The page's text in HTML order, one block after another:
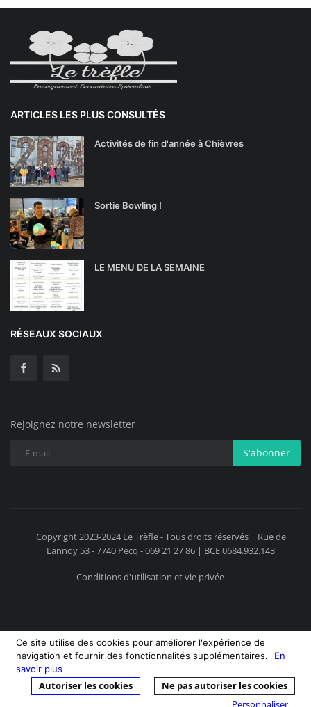
ARTICLES LES PLUS CONSULTÉS
Activités de fin d'année à Chièvres
Sortie Bowling !
LE MENU DE LA SEMAINE
RÉSEAUX SOCIAUX
Rejoignez notre newsletter
S'abonner
Copyright 2023-2024 Le Trèfle - Tous droits réservés | Rue de
Lannoy 53 - 7740 Pecq - 069 21 27 86 | BCE 0684.932.143
Conditions d'utilisation et vie privée
Ce site utilise des cookies pour améliorer l'expérience de
navigation et fournir des fonctionnalités supplémentaires.
En
savoir plus
Ne pas autoriser les cookies
Autoriser les cookies
Personnaliser